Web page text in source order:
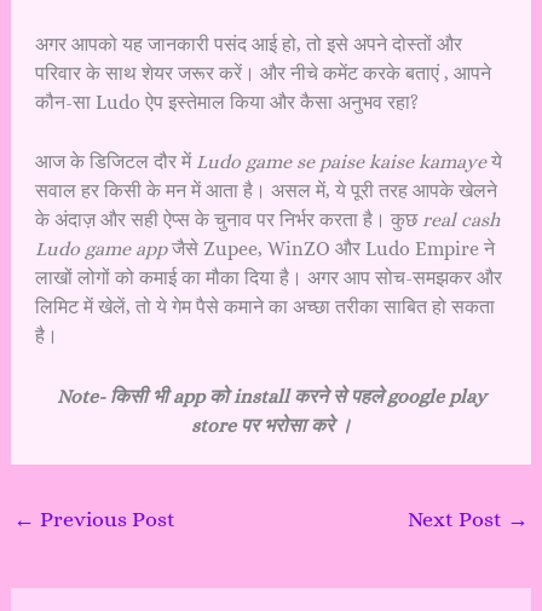
अगर आपको यह जानकारी पसंद आई हो, तो इसे अपने दोस्तों और
परिवार के साथ शेयर जरूर करें। और नीचे कमेंट करके बताएं , आपने
कौन-सा Ludo ऐप इस्तेमाल किया और कैसा अनुभव रहा?
आज के डिजिटल दौर में Ludo game se paise kaise kamayeये
सवाल हर किसी के मन में आता है। असल में, ये पूरी तरह आपके खेलने
के अंदाज़ और सही ऐप्स के चुनाव पर निर्भर करता है। कुछreal cash
Ludo game appजैसे Zupee, WinZO और Ludo Empire ने
लाखों लोगों को कमाई का मौका दिया है। अगर आप सोच-समझकर और
लिमिट में खेलें, तो ये गेम पैसे कमाने का अच्छा तरीका साबित हो सकता
है।
Note- किसी भी app को install करने से पहलेgoogle play
storeपर भरोसा करे ।
← Previous Post Next Post →